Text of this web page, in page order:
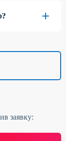
заявку: